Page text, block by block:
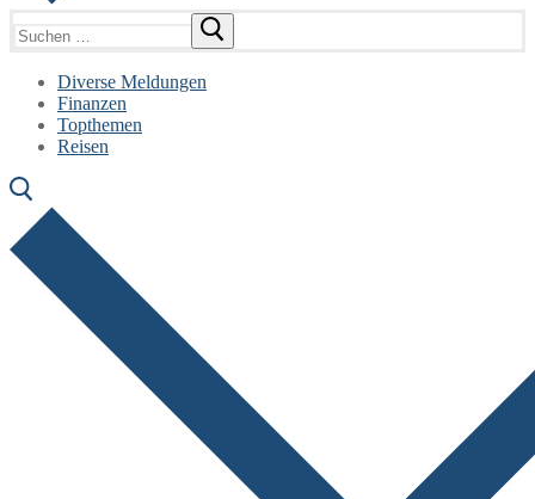
nach:
Diverse Meldungen
Finanzen
Topthemen
Reisen